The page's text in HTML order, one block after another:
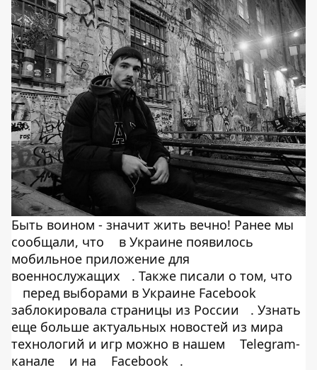
Быть воином - значит жить вечно! Ранее мы
сообщали, что
в Украине появилось
мобильное приложение для
военнослужащих
. Также писали о том, что
перед выборами в Украине Facebook
заблокировала страницы из России
. Узнать
еще больше актуальных новостей из мира
технологий и игр можно в нашем
Telegram-
канале
и на Facebook .